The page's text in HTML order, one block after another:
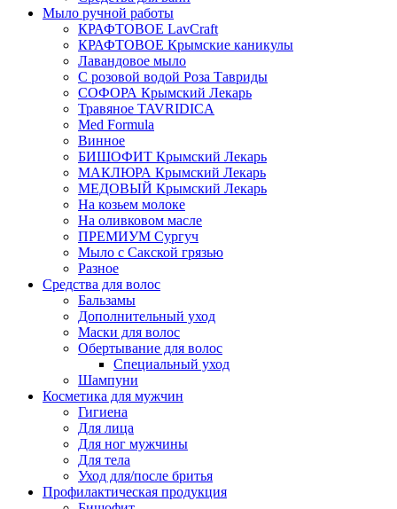
Мыло ручной работы
КРАФТОВОЕ LavCraft
КРАФТОВОЕ Крымские каникулы
Лавандовое мыло
С розовой водой Роза Тавриды
СОФОРА Крымский Лекарь
Травяное TAVRIDICA
Med Formula
Винное
БИШОФИТ Крымский Лекарь
МАКЛЮРА Крымский Лекарь
МЕДОВЫЙ Крымский Лекарь
На козьем молоке
На оливковом масле
ПРЕМИУМ Сургуч
Мыло с Сакской грязью
Разное
Средства для волос
Бальзамы
Дополнительный уход
Маски для волос
Обертывание для волос
Специальный уход
Шампуни
Косметика для мужчин
Гигиена
Для лица
Для ног мужчины
Для тела
Уход для/после бритья
Профилактическая продукция